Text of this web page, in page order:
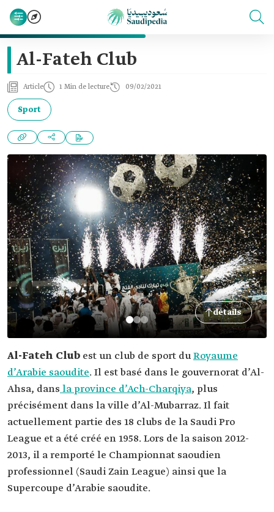
Al-Fateh Club
Article 1 Min de lecture 09/02/2021
Sport
détails
Al-Fateh Club est un club de sport duRoyaume
d’Arabie saoudite. Il est basé dans le gouvernorat d’Al-
Ahsa, dans la province d’Ach-Charqiya, plus
précisément dans la ville d’Al-Mubarraz. Il fait
actuellement partie des 18 clubs de la Saudi Pro
League et a été créé en 1958. Lors de la saison 2012-
2013, il a remporté le Championnat saoudien
professionnel (Saudi Zain League) ainsi que la
Supercoupe d’Arabie saoudite.